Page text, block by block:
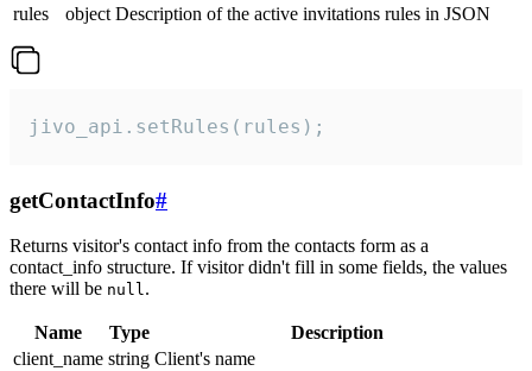
rules
object Description of the active invitations rules in JSON
jivo_api.setRules(rules);
getContactInfo#
Returns visitor's contact info from the contacts form as a
contact_info structure. If visitor didn't fill in some fields, the values
there will be null.
Name Type
Description
client_name string Client's name